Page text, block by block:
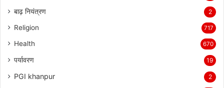
बाढ़ नियंत्रण 2
Religion 717
Health 670
पर्यावरण 19
PGI khanpur 2